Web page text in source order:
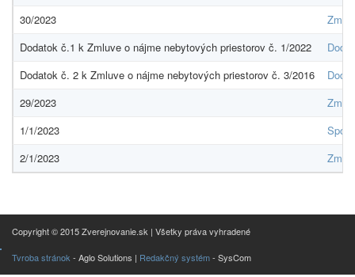
30/2023
Dodatok č.1 k Zmluve o nájme nebytových priestorov č. 1/2022
Dodatok č. 2 k Zmluve o nájme nebytových priestorov č. 3/2016
29/2023
1/1/2023
2/1/2023
Copyright © 2015 Zverejnovanie.sk | Všetky práva vyhradené
Tvroba stránok - Aglo Solutions | Redakčný systém- SysCom